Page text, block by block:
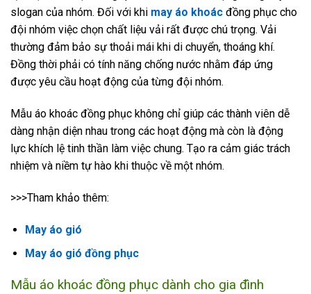
slogan của nhóm. Đối với khi may áo khoác đồng phục cho
đội nhóm việc chọn chất liệu vải rất được chú trọng. Vải
thường đảm bảo sự thoải mái khi di chuyển, thoáng khí.
Đồng thời phải có tính năng chống nước nhằm đáp ứng
được yêu cầu hoạt động của từng đội nhóm.
Mẫu áo khoác đồng phục không chỉ giúp các thành viên dễ
dàng nhận diện nhau trong các hoạt động mà còn là động
lực khích lệ tinh thần làm việc chung. Tạo ra cảm giác trách
nhiệm và niềm tự hào khi thuộc về một nhóm.
>>>Tham khảo thêm:
May áo gió
May áo gió đồng phục
Mẫu áo khoác đồng phục dành cho gia đình